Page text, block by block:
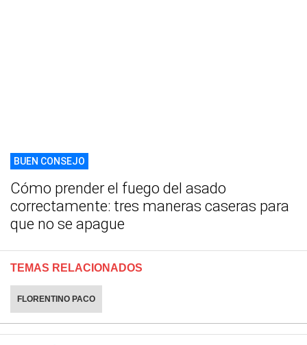
BUEN CONSEJO
Cómo prender el fuego del asado
correctamente: tres maneras caseras para
que no se apague
TEMAS RELACIONADOS
FLORENTINO PACO